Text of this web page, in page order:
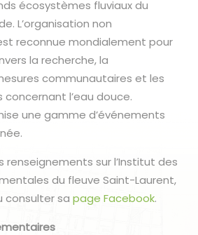
écosystèmes fluviaux du
L’organisation non
reconnue mondialement pour
la recherche, la
communautaires et les
l’eau douce.
une gamme d’événements
renseignements sur l’Institut des
du fleuve Saint-Laurent,
consulter sa page Facebook.